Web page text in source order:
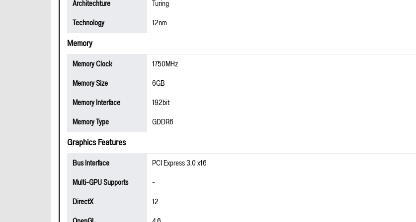
Architechture
Turing
Technology
12nm
Memory
Memory Clock
1750MHz
Memory Size
6GB
Memory Interface
192bit
Memory Type
GDDR6
Graphics Features
Bus Interface
PCI Express 3.0 x16
Multi-GPU Supports
-
DirectX
12